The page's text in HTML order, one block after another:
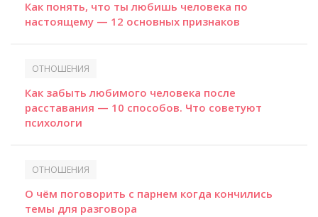
Как понять, что ты любишь человека по
настоящему — 12 основных признаков
ОТНОШЕНИЯ
Как забыть любимого человека после
расставания — 10 способов. Что советуют
психологи
ОТНОШЕНИЯ
О чём поговорить с парнем когда кончились
темы для разговора